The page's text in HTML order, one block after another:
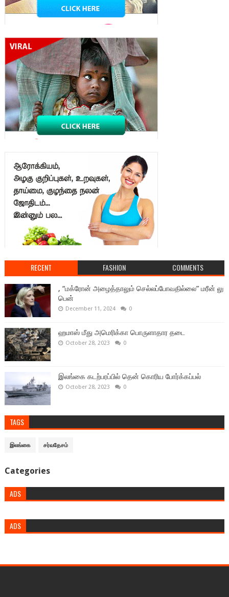
RECENT FASHION COMMENTS
, “மக்ரோன் அழைத்தாலும் செல்லப்போவதில்லை” மரீன் லு
பென்
December 11, 2024 0
ஹமாஸ் மீது அமெரிக்கா பொருளாதார தடை
October 28, 2023 0
இலங்கை கடற்பரப்பில் தென் கொரிய போர்க்கப்பல்
October 28, 2023 0
TAGS
இலங்கை சர்வதேசம்
Categories
ADS
ADS